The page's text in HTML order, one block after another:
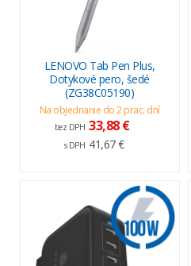
LENOVO Tab Pen Plus,
Dotykové pero, šedé
(ZG38C05190)
Na objednanie do 2 prac. dní
bez DPH 33,88 €
s DPH 41,67 €